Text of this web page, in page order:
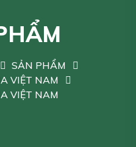
SẢN PHẨM
VIỆT NAM
VIỆT NAM